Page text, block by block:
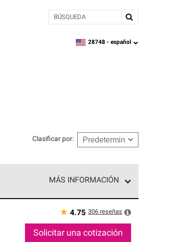
BÚSQUEDA
zipcode,language
28748 - español
Clasificar por:
MÁS INFORMACIÓN
Solo ellos pueden
★ 4.75 306 reseñas
Solicitar una cotización